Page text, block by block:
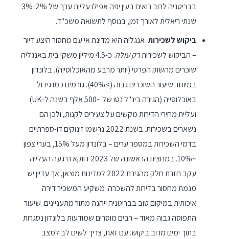
בבריטניה לרוב רואים בעין יפה אפילו עליית ערך של 2%-3%
שנתי ריאלית לאורך זמן, בנוסף לתשואה משכ"ד.
ביקוש לשכירות: אנגליה היא מדינת אי עם מחסור היצע דיור
– הביקוש לשכירותרק עולה
. כ-4.5 מיליון משקי בית באנגליה
שוכרים מהשוק הפרטי (יותר מרבע מהאוכלוסייה). בלונדון
במיוחד שיעור השוכרים גבוה (>40%). גורמים כמו גידול
באוכלוסייה (הגירה בינ"ל נטו של ~500 אלף בשנה ל-UK)
ועליית מחירי הדירות מקשים על צעירים לקנות, ולכן הם
נשארים בשכירות. בשנת 2022 נרשמו זינוקים דו-ספרתיים
בדמי השכירות במספר ערים – בלונדון מעל 15%, בערי צפון
~10%. במחצית הראשונה של 2023 דווקא נרגעה העלייה
עקב חזרת חלק מהגירת 2022 למדינות מוצאן, אך עדיין יש
מגמת מחסור בדירות להשכרה. משקיע המשכיר דירה
איכותית במיקום טוב בבריטניה ייהנה מתור מתעניינים. שיעור
התפוסה גבוה מאוד – רבים מוסרים שמודעות בלונדון נסגרות
בתוך ימים מרוב ביקוש. עם זאת, צריך לשים לב למצב